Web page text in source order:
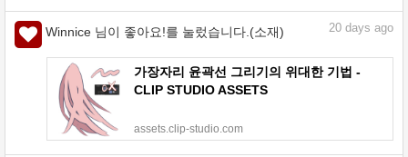
Winnice 님이 좋아요!를 눌렀습니다.(소재) 20 days ago
가장자리 윤곽선 그리기의 위대한 기법 -
CLIP STUDIO ASSETS
assets.clip-studio.com